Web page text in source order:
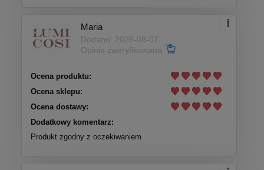
Maria
Dodano: 2026-08-07
Opinia zweryfikowana
Ocena produktu:
Ocena sklepu:
Ocena dostawy:
Dodatkowy komentarz:
Produkt zgodny z oczekiwaniem